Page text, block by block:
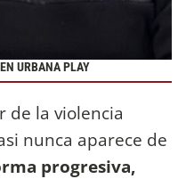
URBANA PLAY
de la violencia
nunca aparece de
progresiva,